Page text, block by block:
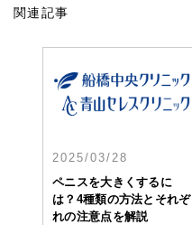
関連記事
2025/03/28
ペニスを大きくするに
は？4種類の方法とそれぞ
れの注意点を解説